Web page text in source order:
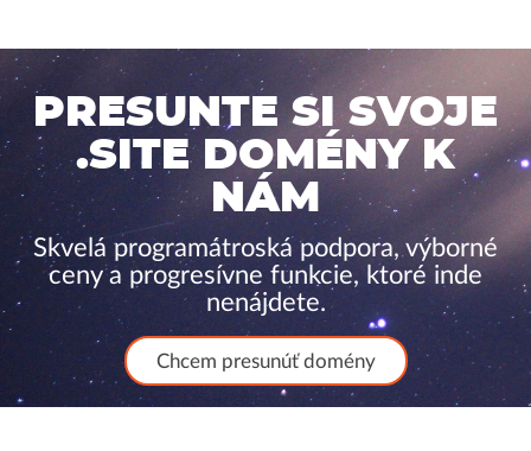
PRESUNTE SI SVOJE
.SITE DOMÉNY K
NÁM
Skvelá programátroská podpora, výborné
ceny a progresívne funkcie, ktoré inde
nenájdete.
Chcem presunúť domény